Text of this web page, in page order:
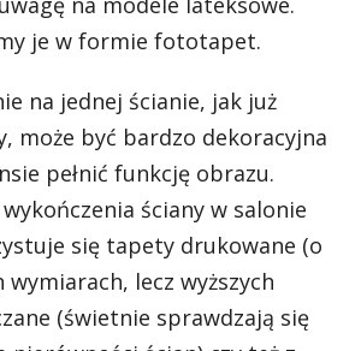
je w formie fototapet.
na jednej ścianie, jak już
może być bardzo dekoracyjna
pełnić funkcję obrazu.
ściany w salonie
się tapety drukowane (o
lecz wyższych
(świetnie sprawdzają się